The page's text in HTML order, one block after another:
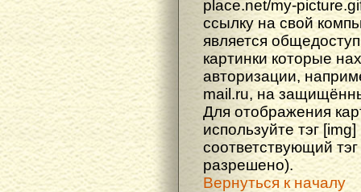
place.net/my-
ссылку на свой
является
картинки которые
авторизации,
mail.ru, на
Для отображения
используйте тэг
соответствующий
разрешено).
Вернуться к началу